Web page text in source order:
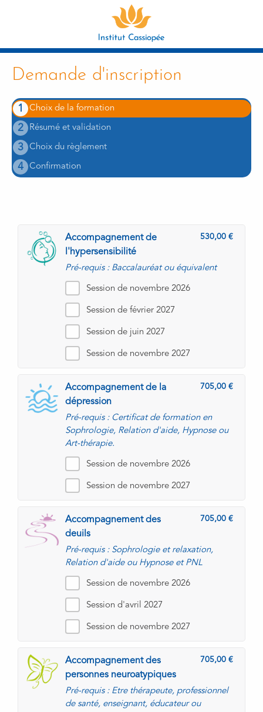
Demande d'inscription
1 Choix de la formation
2 Résumé et validation
3 Choix du règlement
4 Confirmation
530,00
Accompagnement de
l'hypersensibilité
Pré-requis : Baccalauréat ou équivalent
Session de novembre 2026
Session de février 2027
Session de juin 2027
Session de novembre 2027
705,00
Accompagnement de la
dépression
Pré-requis : Certificat de formation en
Sophrologie, Relation d'aide, Hypnose ou
Art-thérapie.
Session de novembre 2026
Session de novembre 2027
705,00
Accompagnement des
deuils
Pré-requis : Sophrologie et relaxation,
Relation d'aide ou Hypnose et PNL
Session de novembre 2026
Session d'avril 2027
Session de novembre 2027
705,00
Accompagnement des
personnes neuroatypiques
Pré-requis : Etre thérapeute, professionnel
de santé, enseignant, éducateur ou